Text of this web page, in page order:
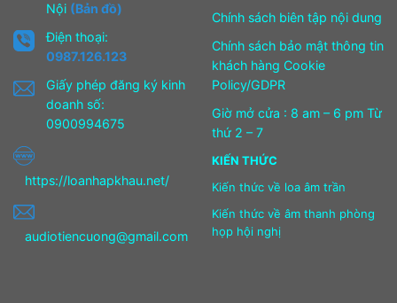
Nội (Bản đồ)
Điện thoại:
0987.126.123
Giấy phép đăng ký kinh
doanh số:
0900994675
https://loanhapkhau.net/
audiotiencuong@gmail.com
Chính sách biên tập nội dung
Chính sách bảo mật thông tin
khách hàng Cookie
Policy/GDPR
Giờ mở cửa : 8 am – 6 pm Từ
thứ 2 – 7
KIẾN THỨC
Kiến thức về loa âm trần
Kiến thức về âm thanh phòng
họp hội nghị